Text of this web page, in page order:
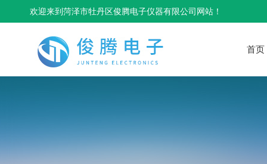
欢迎来到菏泽市牡丹区俊腾电子仪器有限公司网站！
首页